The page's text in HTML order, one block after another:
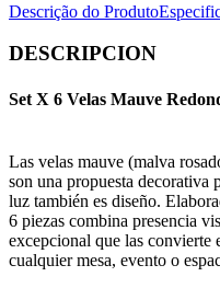
Descrição do Produto
DESCRIPCION
Set X 6 Velas Mauve
Las velas mauve (malva
son una propuesta decorativa
luz también es diseño.
6 piezas combina presencia
excepcional que las convierte
cualquier mesa, evento o